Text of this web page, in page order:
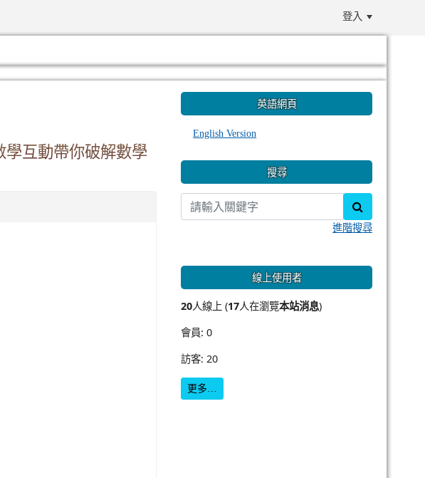
登入
學互動帶你破解數學
英語網頁
English Version
搜尋
進階搜尋
線上使用者
20人線上 (17人在瀏覽本站消息)
會員: 0
訪客: 20
更多…